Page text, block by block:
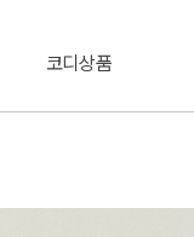
코디상품